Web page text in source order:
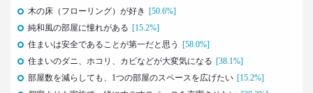
生活総研 上席研究員/コピーライター
前沢 裕文
40代おじさんの生き様は「30点」？
精神科医による処方箋
木の床（フローリング）が好き [50.6%]
純和風の部屋に憧れがある [15.2%]
住まいは安全であることが第一だと思う
[58.0%]
住まいのダニ、ホコリ、カビなどが大変気になる [38.1%]
部屋数を減らしても、1つの部屋のスペースを広げたい [15.2%]